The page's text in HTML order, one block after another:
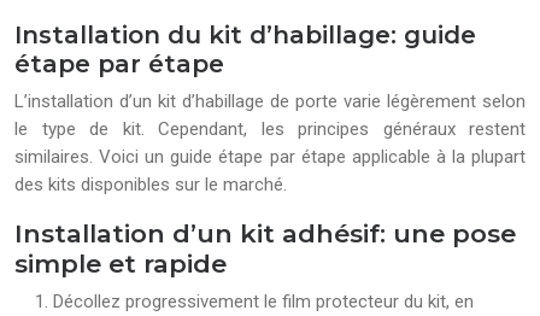
Installation du kit d’habillage: guide
étape par étape
L’installation d’un kit d’habillage de porte varie légèrement selon
le type de kit. Cependant, les principes généraux restent
similaires. Voici un guide étape par étape applicable à la plupart
des kits disponibles sur le marché.
Installation d’un kit adhésif: une pose
simple et rapide
Décollez progressivement le film protecteur du kit, en